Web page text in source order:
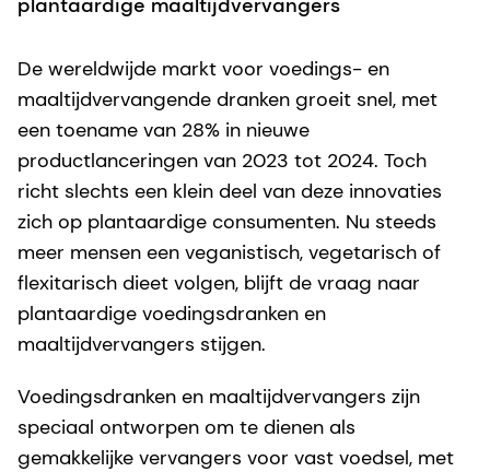
plantaardige maaltijdvervangers
De wereldwijde markt voor voedings- en
maaltijdvervangende dranken groeit snel, met
een toename van 28% in nieuwe
productlanceringen van 2023 tot 2024. Toch
richt slechts een klein deel van deze innovaties
zich op plantaardige consumenten. Nu steeds
meer mensen een veganistisch, vegetarisch of
flexitarisch dieet volgen, blijft de vraag naar
plantaardige voedingsdranken en
maaltijdvervangers stijgen.
Voedingsdranken en maaltijdvervangers zijn
speciaal ontworpen om te dienen als
gemakkelijke vervangers voor vast voedsel, met